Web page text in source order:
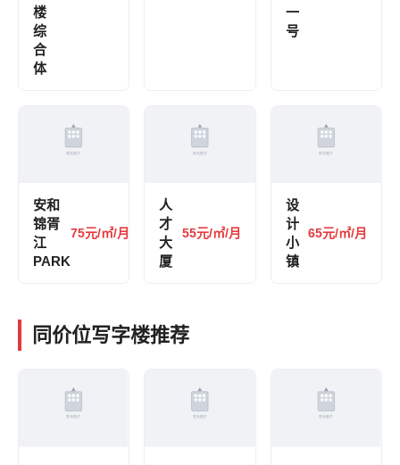
楼
综
合
体
一
号
安和
锦胥
江
PARK
75元/㎡/月
人
才
大
厦
55元/㎡/月
设
计
小
镇
65元/㎡/月
同价位写字楼推荐